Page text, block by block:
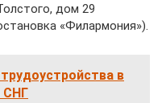
дом 29
«Филармония»).
в
СНГ